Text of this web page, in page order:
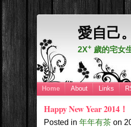
愛自己
2X+ 歲的宅
Home About Links
Happy New Year 2014！
Posted in年年有茶 on